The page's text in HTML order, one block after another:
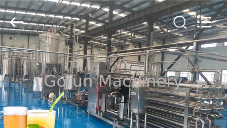
CASA
PRODUTOS
VÍDEOS
Shanghai
Gofun
Machinery
Co.,
Ltd..
All
Rights
Reserved.